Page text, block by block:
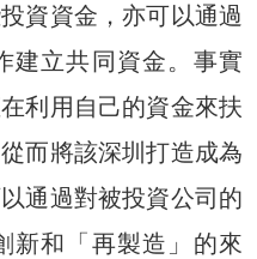
資資金，亦可以通過
建立共同資金。事實
利用自己的資金來扶
而將該深圳打造成為
通過對被投資公司的
新和「再製造」的來